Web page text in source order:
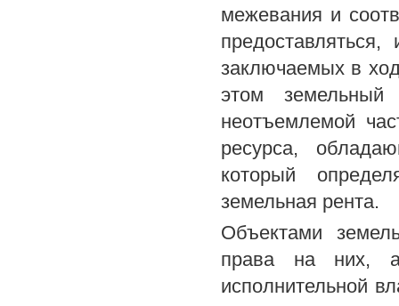
межевания и
заключаемых в
этом земельный
неотъемлемой
ресурса,
который
земельная рента.
Объектами
права на них, а
исполнительной